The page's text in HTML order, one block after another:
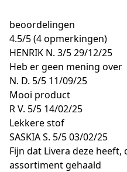
beoordelingen
4.5/5(4 opmerkingen)
HENRIK N. 3/529/12/25
Heb er geen mening over
N. D. 5/5 11/09/25
Mooi product
R V. 5/5 14/02/25
Lekkere stof
SASKIA S. 5/503/02/25
Fijn dat Livera deze
assortiment gehaald